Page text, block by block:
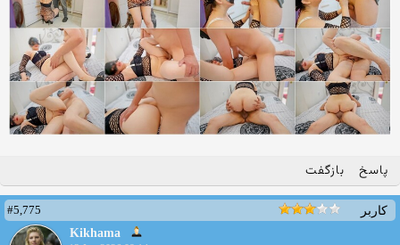
پاسخ بازگفت
کاربر
#5,775
Kikhama